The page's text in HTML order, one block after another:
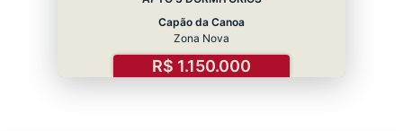
Capão da Canoa
Zona Nova
R$ 1.150.000